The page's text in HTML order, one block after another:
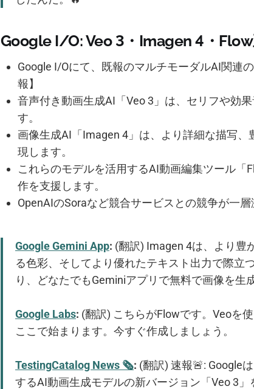
Google I/O: Veo 3・Imagen 4・Flow
Google I/Oにて、既報のマルチモーダルAI関連
報】
音声付き動画生成AI「Veo 3」は、セリフや効
す。
画像生成AI「Imagen 4」は、より詳細な描写
現します。
これらのモデルを活用するAI動画編集ツール「
作を支援します。
OpenAIのSoraなど競合サービスとの競争が一層
Google Gemini App: (翻訳) Imagen 4は、より豊
る色彩、そしてより優れたテキスト出力で際立
り、どなたでもGeminiアプリで無料で画像を生
Google Labs: (翻訳) こちらがFlowです。Veoを
ここで始まります。今すぐ作成しましょう。
TestingCatalog News 🗞: (翻訳) 速報🚨: Google
するAI動画生成モデルの新バージョン「Veo 3